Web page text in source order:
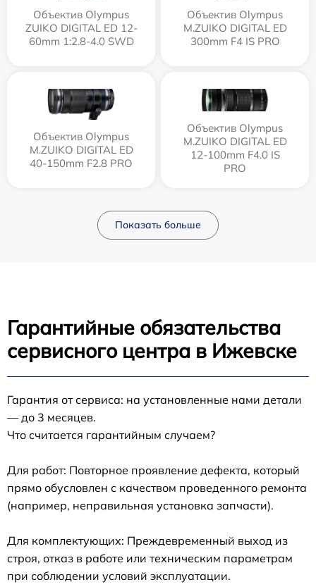
Объектив Olympus
ZUIKO DIGITAL ED 12-
60mm 1:2.8-4.0 SWD
Объектив Olympus
M.ZUIKO DIGITAL ED
300mm F4 IS PRO
Объектив Olympus
M.ZUIKO DIGITAL ED
40-150mm F2.8 PRO
Объектив Olympus
M.ZUIKO DIGITAL ED
12‑100mm F4.0 IS
PRO
Показать больше
Гарантийные обязательства
сервисного центра в Ижевске
Гарантия от сервиса: на установленные нами детали
— до 3 месяцев.
Что считается гарантийным случаем?
Для работ: Повторное проявление дефекта, который
прямо обусловлен с качеством проведенного ремонта
(например, неправильная установка запчасти).
Для комплектующих: Преждевременный выход из
строя, отказ в работе или техническим параметрам
при соблюдении условий эксплуатации.